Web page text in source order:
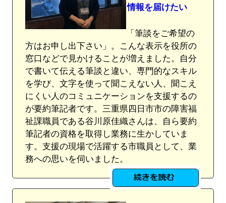
情報を届けたい
「筆談をご希望の
方はお申し出下さい」。こんな表示を役所の
窓口などで見かけることが増えました。自分
で書いて伝える筆談と違い、専門的なスキル
を学び、文字を使って聞こえない人、聞こえ
にくい人のコミュニケーションを支援するの
が要約筆記者です。三重県四日市市の障害福
祉課職員である谷川原佳織さんは、自ら要約
筆記者の資格を取得し業務に生かしていま
す。支援の現場で活躍する市職員として、業
務への思いを伺いました。